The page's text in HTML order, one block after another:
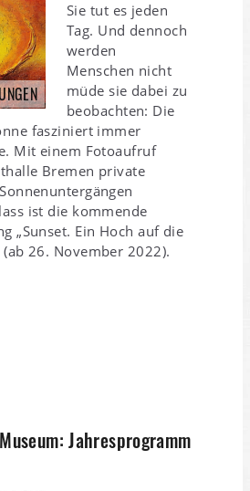
Sie tut es jeden
Tag. Und dennoch
werden
Menschen nicht
müde sie dabei zu
beobachten: Die
fasziniert immer
Mit einem Fotoaufruf
Bremen private
ist die kommende
„Sunset. Ein Hoch auf die
(ab 26. November 2022).
Jahresprogramm